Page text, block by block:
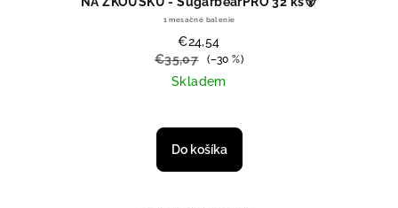
1 mesačné balenie
€24,54
€35,07
(–30 %)
Skladem
Do košíka